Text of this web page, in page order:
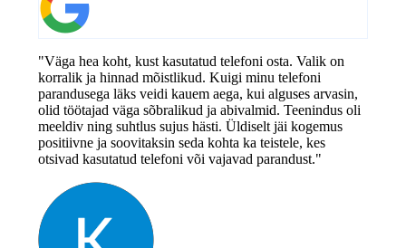
"Väga hea koht, kust kasutatud telefoni osta. Valik on
korralik ja hinnad mõistlikud. Kuigi minu telefoni
parandusega läks veidi kauem aega, kui alguses arvasin,
olid töötajad väga sõbralikud ja abivalmid. Teenindus oli
meeldiv ning suhtlus sujus hästi. Üldiselt jäi kogemus
positiivne ja soovitaksin seda kohta ka teistele, kes
otsivad kasutatud telefoni või vajavad parandust."